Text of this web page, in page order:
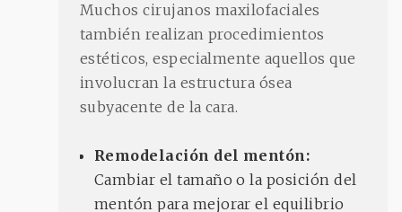
Muchos cirujanos maxilofaciales
también realizan procedimientos
estéticos, especialmente aquellos que
involucran la estructura ósea
subyacente de la cara.
Remodelación del mentón:
Cambiar el tamaño o la posición del
mentón para mejorar el equilibrio